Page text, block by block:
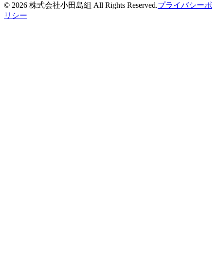
© 2026 株式会社小田島組 All Rights Reserved.プライバシーポ
リシー